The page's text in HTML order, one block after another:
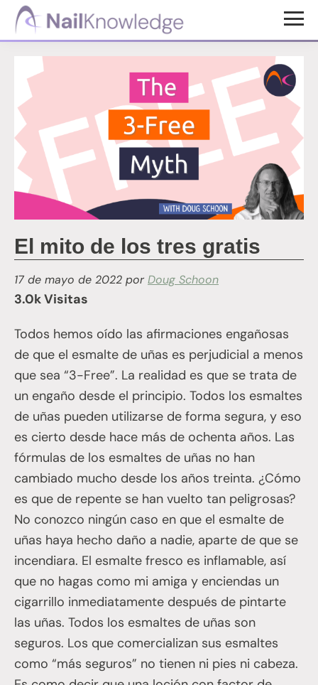
Saltar
principal
Saltar
página
Conocimientos
uñas
El mito de los tres gratis
17 de mayo de 2022 porDoug Schoon
3.0k Visitas
Todos hemos oído las afirmaciones engañosas
de que el esmalte de uñas es perjudicial a menos
que sea “3-Free”. La realidad es que se trata de
un engaño desde el principio. Todos los esmaltes
de uñas pueden utilizarse de forma segura, y eso
es cierto desde hace más de ochenta años. Las
fórmulas de los esmaltes de uñas no han
cambiado mucho desde los años treinta. ¿Cómo
es que de repente se han vuelto tan peligrosas?
No conozco ningún caso en que el esmalte de
uñas haya hecho daño a nadie, aparte de que se
incendiara. El esmalte fresco es inflamable, así
que no hagas como mi amiga y enciendas un
cigarrillo inmediatamente después de pintarte
las uñas. Todos los esmaltes de uñas son
seguros. Los que comercializan sus esmaltes
como “más seguros” no tienen ni pies ni cabeza.